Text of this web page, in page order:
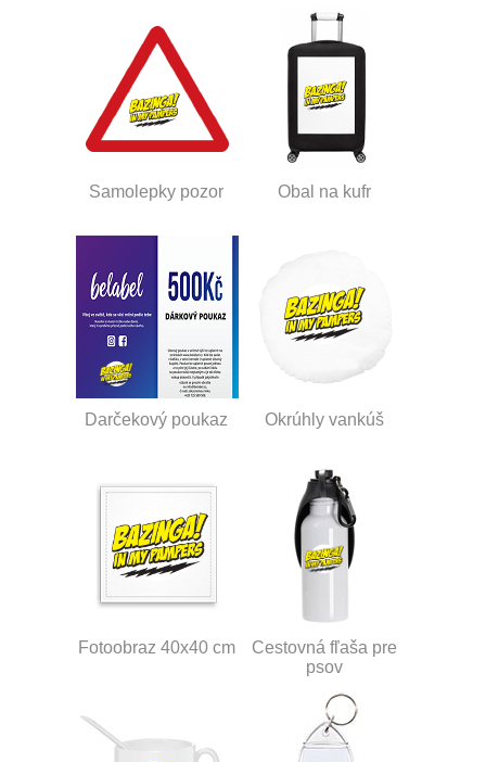
Samolepky pozor Obal na kufr
Darčekový poukaz Okrúhly vankúš
Fotoobraz 40x40 cm
Cestovná fľaša pre
psov